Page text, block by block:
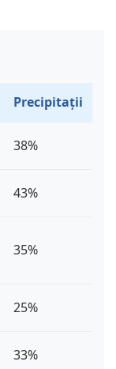
Precipitații
38%
43%
35%
25%
33%